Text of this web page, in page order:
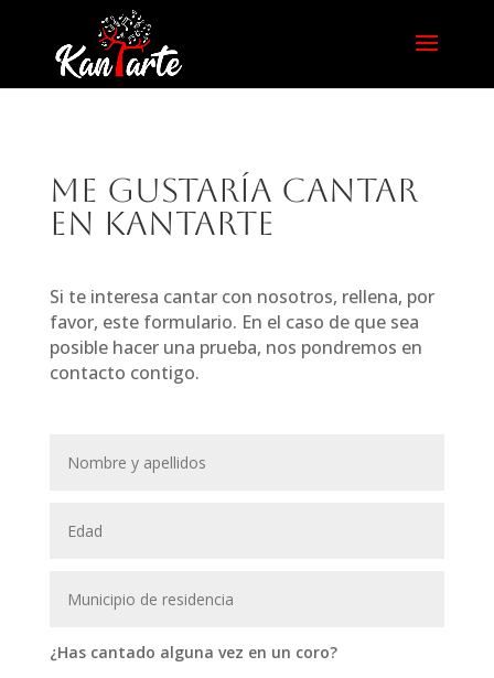
Me gustaría cantar
en KantArte
Si te interesa cantar con nosotros, rellena, por
favor, este formulario. En el caso de que sea
posible hacer una prueba, nos pondremos en
contacto contigo.
¿Has cantado alguna vez en un coro?